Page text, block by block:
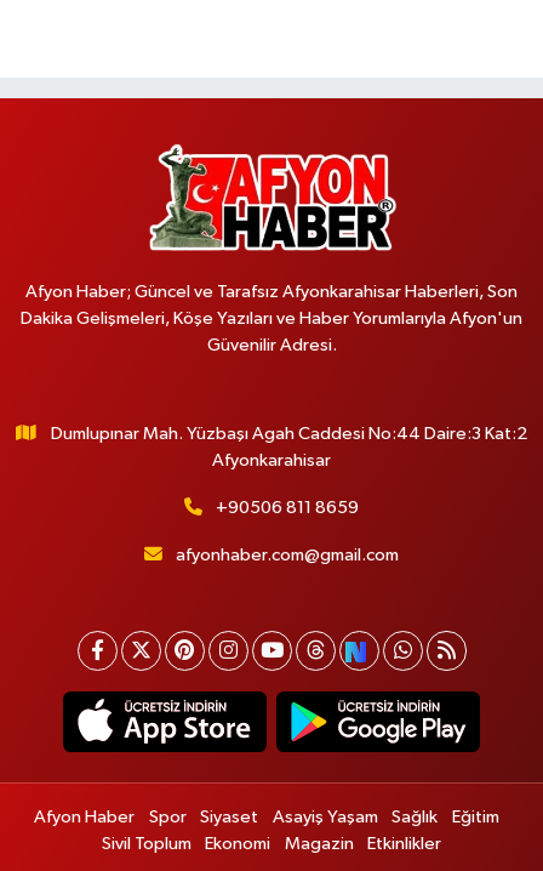
Afyon Haber; Güncel ve Tarafsız Afyonkarahisar Haberleri, Son
Dakika Gelişmeleri, Köşe Yazıları ve Haber Yorumlarıyla Afyon'un
Güvenilir Adresi.
Dumlupınar Mah. Yüzbaşı Agah Caddesi No:44 Daire:3 Kat:2
Afyonkarahisar
+90506 811 8659
afyonhaber.com@gmail.com
Afyon Haber Spor Siyaset Asayiş Yaşam Sağlık
Eğitim
Sivil Toplum
Ekonomi Magazin Etkinlikler